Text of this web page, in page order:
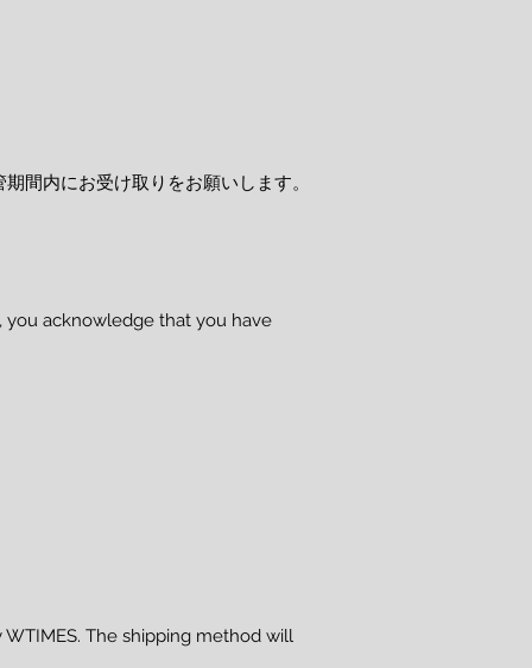
間内にお受け取りをお願いします。
you acknowledge that you have
WTIMES. The shipping method will